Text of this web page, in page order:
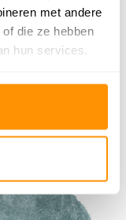
met andere
die ze hebben
hun services.